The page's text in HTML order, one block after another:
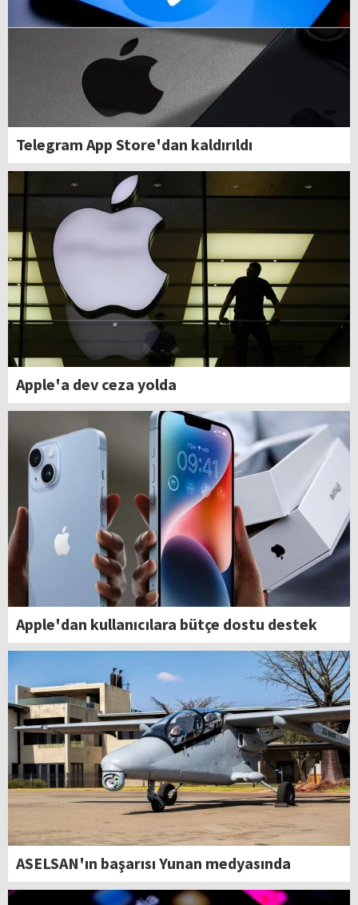
Telegram App Store'dan kaldırıldı
Apple'a dev ceza yolda
Apple'dan kullanıcılara bütçe dostu destek
ASELSAN'ın başarısı Yunan medyasında